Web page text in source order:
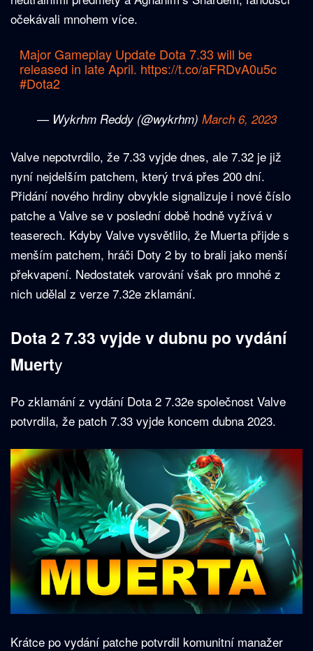
očekávali mnohem více.
Major Gameplay Update Dota 7.33 will be
released in late April. https://t.co/aFRDvA0u5c
#Dota2
— Wykrhm Reddy (@wykrhm) March 6, 2023
Valve nepotvrdilo, že 7.33 vyjde dnes, ale 7.32 je již
nyní nejdelším patchem, který trvá přes 200 dní.
Přidání nového hrdiny obvykle signalizuje i nové číslo
patche a Valve se v poslední době hodně vyžívá v
teaserech. Kdyby Valve vysvětlilo, že Muerta přijde s
menším patchem, hráči Doty 2 by to brali jako menší
překvapení. Nedostatek varování však pro mnohé z
nich udělal z verze 7.32e zklamání.
Dota 2 7.33 vyjde v dubnu po vydání
Muerty
Po zklamání z vydání Dota 2 7.32e společnost Valve
potvrdila, že patch 7.33 vyjde koncem dubna 2023.
Krátce po vydání patche potvrdil komunitní manažer